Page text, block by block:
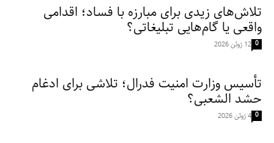
تلاش‌های زیدی برای مبارزه با فساد؛ اقدامی
واقعی یا گام‌هایی تبلیغاتی؟
12 ژوئن 2026 0
تأسيس وزارت امنيت فدرال؛ تلاشى براى ادغام
حشد الشعبى؟
4 ژوئن 2026 0